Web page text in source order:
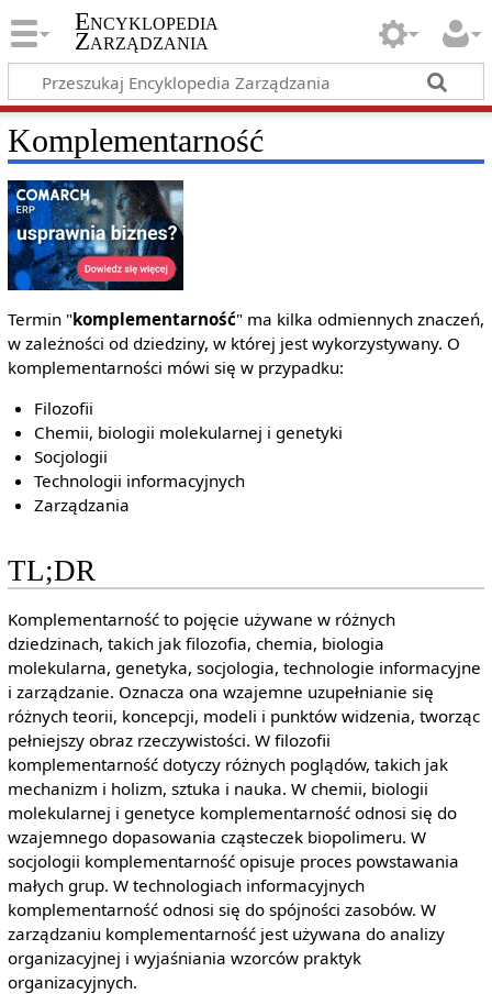
Encyklopedia
Zarządzania
Komplementarność
Termin "komplementarność" ma kilka odmiennych znaczeń,
w zależności od dziedziny, w której jest wykorzystywany. O
komplementarności mówi się w przypadku:
Filozofii
Chemii, biologii molekularnej i genetyki
Socjologii
Technologii informacyjnych
Zarządzania
TL;DR
Komplementarność to pojęcie używane w różnych
dziedzinach, takich jak filozofia, chemia, biologia
molekularna, genetyka, socjologia, technologie informacyjne
i zarządzanie. Oznacza ona wzajemne uzupełnianie się
różnych teorii, koncepcji, modeli i punktów widzenia, tworząc
pełniejszy obraz rzeczywistości. W filozofii
komplementarność dotyczy różnych poglądów, takich jak
mechanizm i holizm, sztuka i nauka. W chemii, biologii
molekularnej i genetyce komplementarność odnosi się do
wzajemnego dopasowania cząsteczek biopolimeru. W
socjologii komplementarność opisuje proces powstawania
małych grup. W technologiach informacyjnych
komplementarność odnosi się do spójności zasobów. W
zarządzaniu komplementarność jest używana do analizy
organizacyjnej i wyjaśniania wzorców praktyk
organizacyjnych.